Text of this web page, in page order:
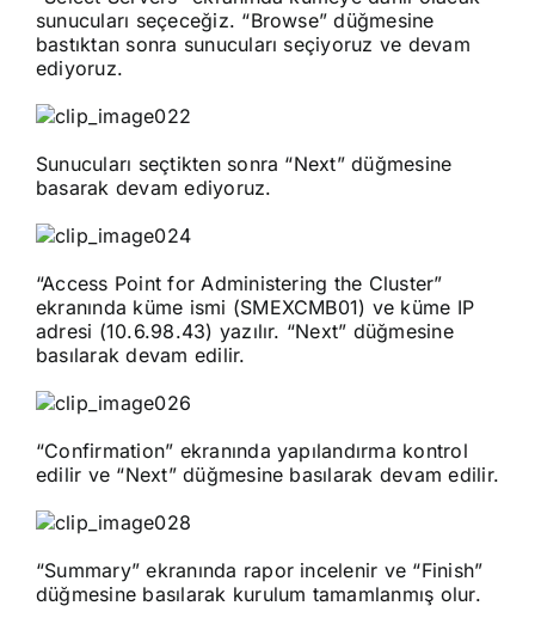
sunucuları seçeceğiz. “Browse” düğmesine
bastıktan sonra sunucuları seçiyoruz ve devam
ediyoruz.
Sunucuları seçtikten sonra “Next” düğmesine
basarak devam ediyoruz.
“Access Point for Administering the Cluster”
ekranında küme ismi (SMEXCMB01) ve küme IP
adresi (10.6.98.43) yazılır. “Next” düğmesine
basılarak devam edilir.
“Confirmation” ekranında yapılandırma kontrol
edilir ve “Next” düğmesine basılarak devam edilir.
“Summary” ekranında rapor incelenir ve “Finish”
düğmesine basılarak kurulum tamamlanmış olur.